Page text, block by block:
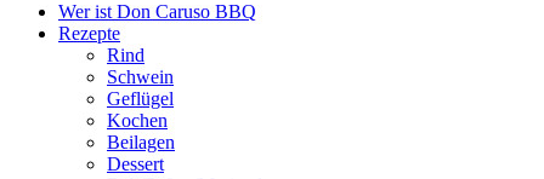
Wer ist Don Caruso BBQ
Rezepte
Rind
Schwein
Geflügel
Kochen
Beilagen
Dessert